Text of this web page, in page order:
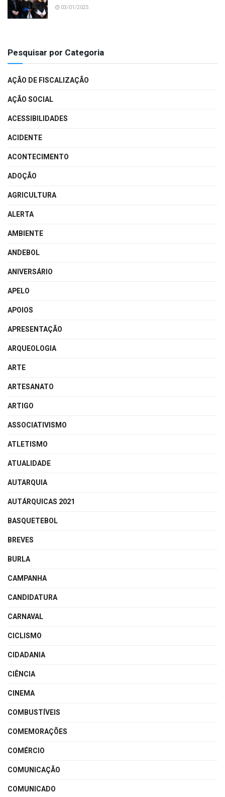
03/01/2025
Pesquisar por Categoria
AÇÃO DE FISCALIZAÇÃO
AÇÃO SOCIAL
ACESSIBILIDADES
ACIDENTE
ACONTECIMENTO
ADOÇÃO
AGRICULTURA
ALERTA
AMBIENTE
ANDEBOL
ANIVERSÁRIO
APELO
APOIOS
APRESENTAÇÃO
ARQUEOLOGIA
ARTE
ARTESANATO
ARTIGO
ASSOCIATIVISMO
ATLETISMO
ATUALIDADE
AUTARQUIA
AUTÁRQUICAS 2021
BASQUETEBOL
BREVES
BURLA
CAMPANHA
CANDIDATURA
CARNAVAL
CICLISMO
CIDADANIA
CIÊNCIA
CINEMA
COMBUSTÍVEIS
COMEMORAÇÕES
COMÉRCIO
COMUNICAÇÃO
COMUNICADO